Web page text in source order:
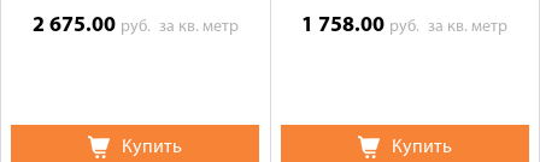
2 675.00 руб. за кв. метр
Купить
1 758.00 руб.за кв. метр
Купить